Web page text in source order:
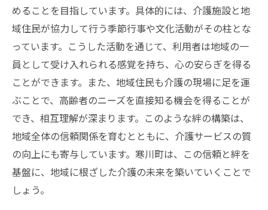
めることを目指しています。具体的には、介護施設と地
域住民が協力して行う季節行事や文化活動がその柱とな
っています。こうした活動を通じて、利用者は地域の一
員として受け入れられる感覚を持ち、心の安らぎを得る
ことができます。また、地域住民も介護の現場に足を運
ぶことで、高齢者のニーズを直接知る機会を得ることが
でき、相互理解が深まります。このような絆の構築は、
地域全体の信頼関係を育むとともに、介護サービスの質
の向上にも寄与しています。寒川町は、この信頼と絆を
基盤に、地域に根ざした介護の未来を築いていくことで
しょう。